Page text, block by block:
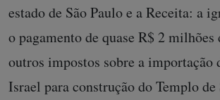
estado de São Paulo e a Receita: a
o pagamento de quase R$ 2 milhões
outros impostos sobre a importação
Israel para construção do Templo